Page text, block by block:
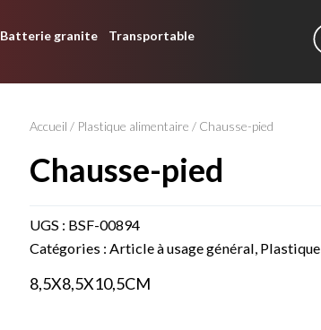
Batterie granite
Transportable
Accueil / Plastique alimentaire / Chausse-pied
chausse-pied
UGS : BSF-00894
Catégories :Article à usage général,
8,5X8,5X10,5CM